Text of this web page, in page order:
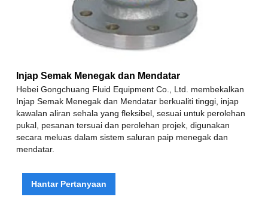
Injap Semak Menegak dan Mendatar
Hebei Gongchuang Fluid Equipment Co., Ltd. membekalkan
Injap Semak Menegak dan Mendatar berkualiti tinggi, injap
kawalan aliran sehala yang fleksibel, sesuai untuk perolehan
pukal, pesanan tersuai dan perolehan projek, digunakan
secara meluas dalam sistem saluran paip menegak dan
mendatar.
Hantar Pertanyaan